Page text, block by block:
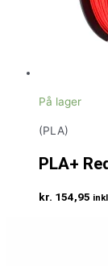
På lager
(PLA)
PLA+
kr. 154,95